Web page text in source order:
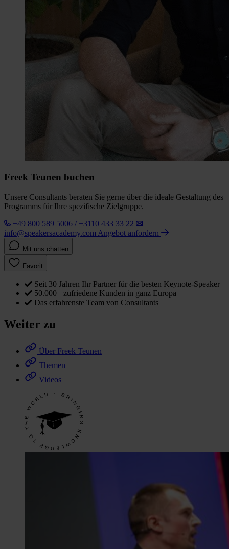
Freek Teunen buchen
Unsere Consultants beraten Sie gerne über die ideale Gestaltung des
Programms für Ihre spezifische Zielgruppe.
+49 800 589 5006 / +3110 433 33 22
info@speakersacademy.com Angebot anfordern
Mit uns chatten
Favorit
Seit 30 Jahren Ihr Partner für die besten Keynote-Speaker
50.000+ zufriedene Kunden in ganz Europa
Das erfahrenste Team von Consultants
Weiter zu
Über Freek Teunen
Themen
Videos